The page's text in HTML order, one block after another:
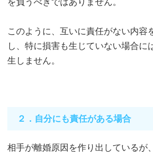
このように、互いに責任がない内容
し、特に損害も生じていない場合に
生しません。
２．自分にも責任がある場合
相手が離婚原因を作り出しているが